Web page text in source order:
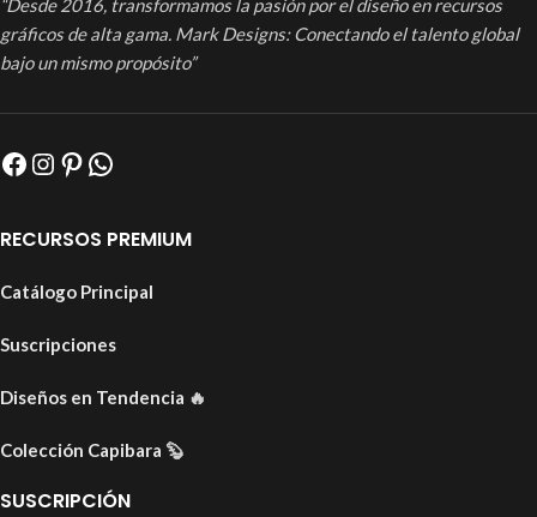
“Desde 2016, transformamos la pasión por el diseño en recursos
gráficos de alta gama. Mark Designs: Conectando el talento global
bajo un mismo propósito”
RECURSOS PREMIUM
Catálogo Principal
Suscripciones
Diseños en Tendencia 🔥
Colección Capibara 🦫
SUSCRIPCIÓN